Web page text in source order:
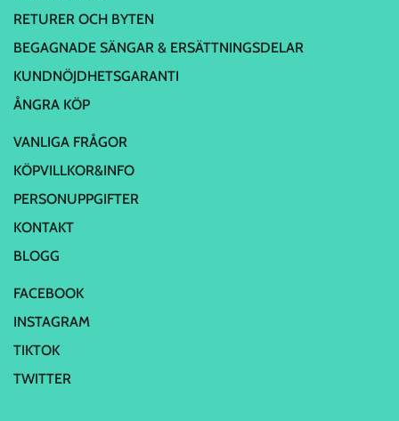
RETURER OCH BYTEN
BEGAGNADE SÄNGAR & ERSÄTTNINGSDELAR
KUNDNÖJDHETSGARANTI
ÅNGRA KÖP
VANLIGA FRÅGOR
KÖPVILLKOR&INFO
PERSONUPPGIFTER
KONTAKT
BLOGG
FACEBOOK
INSTAGRAM
TIKTOK
TWITTER